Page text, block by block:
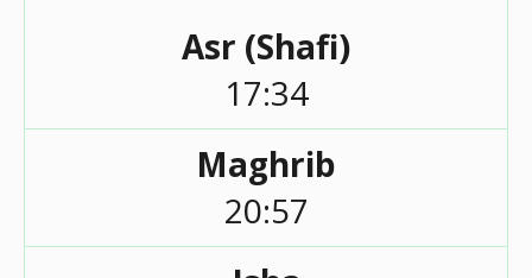
Asr (Shafi)
17:34
Maghrib
20:57